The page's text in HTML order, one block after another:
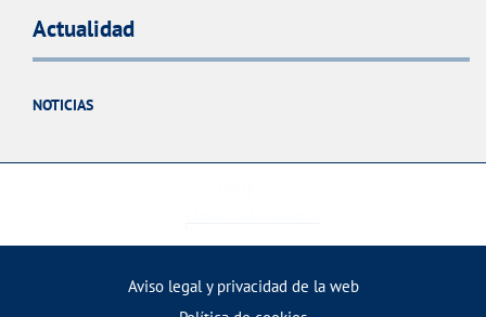
Actualidad
NOTICIAS
Aviso legal y privacidad de la web